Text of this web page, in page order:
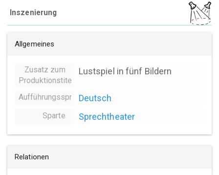
Inszenierung
Allgemeines
Zusatz zum
Produktionstitel
Lustspiel in fünf Bildern
AufführungsspracheDeutsch
Sparte Sprechtheater
Relationen